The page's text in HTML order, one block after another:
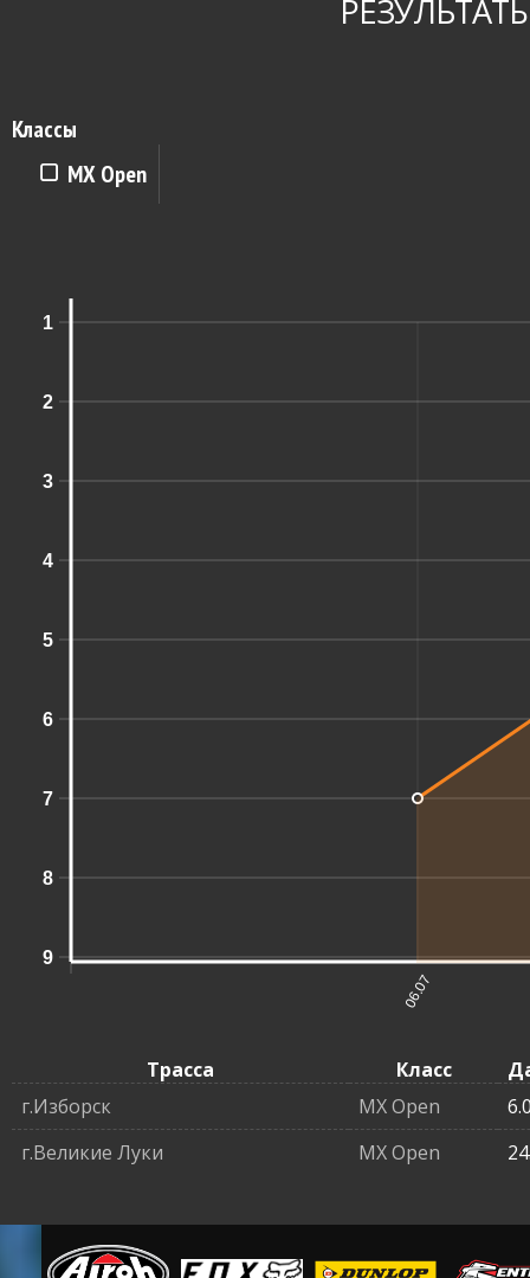
Классы
MX Open
1
2
3
4
5
6
7
8
9
06.07
Трасса Класс
г.Изборск
MX Open
г.Великие Луки
MX Open